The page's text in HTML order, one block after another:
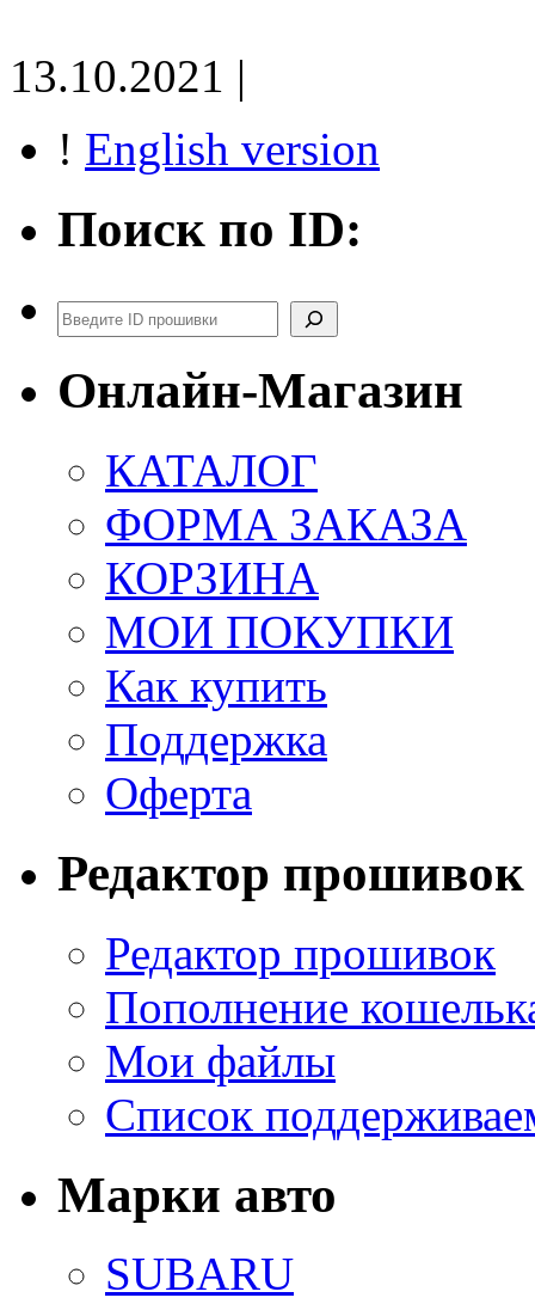
13.10.2021 |
! English version
Поиск по ID:
Поиск
Онлайн-Магазин
КАТАЛОГ
ФОРМА ЗАКАЗА
КОРЗИНА
МОИ ПОКУПКИ
Как купить
Поддержка
Оферта
Редактор прошивок
Редактор прошивок
Пополнение
Мои файлы
Список
Марки авто
SUBARU